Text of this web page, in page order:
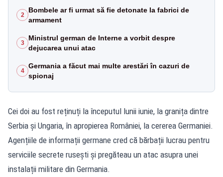
2
Bombele ar fi urmat să fie detonate la fabrici de
armament
3
Ministrul german de Interne a vorbit despre
dejucarea unui atac
4
Germania a făcut mai multe arestări în cazuri de
spionaj
Cei doi au fost reținuți la începutul lunii iunie, la granița dintre
Serbia și Ungaria, în apropierea României, la cererea Germaniei.
Agențiile de informații germane cred că bărbații lucrau pentru
serviciile secrete rusești și pregăteau un atac asupra unei
instalații militare din Germania.